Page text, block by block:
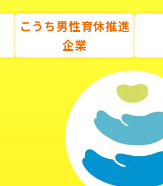
こうち男性育休推進
企業